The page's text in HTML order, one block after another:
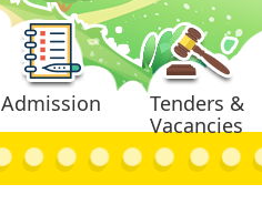
Admission
Tenders &
Vacancies